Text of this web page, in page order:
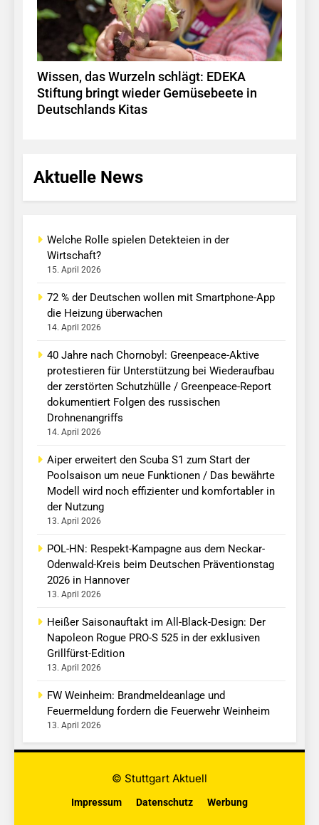
Wissen, das Wurzeln schlägt: EDEKA
Stiftung bringt wieder Gemüsebeete in
Deutschlands Kitas
Aktuelle News
Welche Rolle spielen Detekteien in der
Wirtschaft?
15. April 2026
72 % der Deutschen wollen mit Smartphone-App
die Heizung überwachen
14. April 2026
40 Jahre nach Chornobyl: Greenpeace-Aktive
protestieren für Unterstützung bei Wiederaufbau
der zerstörten Schutzhülle / Greenpeace-Report
dokumentiert Folgen des russischen
Drohnenangriffs
14. April 2026
Aiper erweitert den Scuba S1 zum Start der
Poolsaison um neue Funktionen / Das bewährte
Modell wird noch effizienter und komfortabler in
der Nutzung
13. April 2026
POL-HN: Respekt-Kampagne aus dem Neckar-
Odenwald-Kreis beim Deutschen Präventionstag
2026 in Hannover
13. April 2026
Heißer Saisonauftakt im All-Black-Design: Der
Napoleon Rogue PRO-S 525 in der exklusiven
Grillfürst-Edition
13. April 2026
FW Weinheim: Brandmeldeanlage und
Feuermeldung fordern die Feuerwehr Weinheim
13. April 2026
© Stuttgart Aktuell
Impressum Datenschutz Werbung